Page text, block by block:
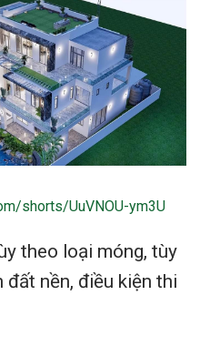
shorts/UuVNOU-ym3U
theo loại móng, tùy
đất nền, điều kiện thi